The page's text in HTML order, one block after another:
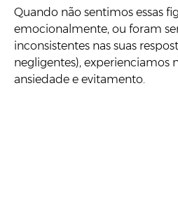
Quando não sentimos essas
emocionalmente, ou foram
inconsistentes nas suas
negligentes), experienciamos
ansiedade e evitamento.